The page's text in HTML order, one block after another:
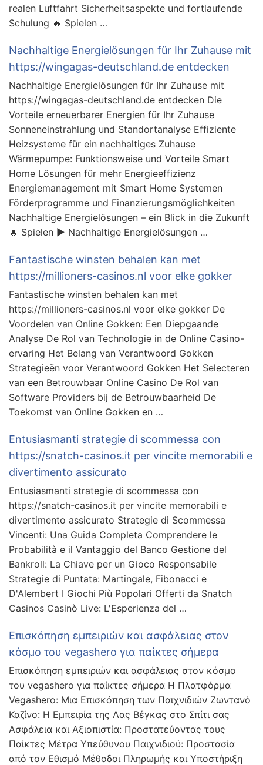
realen Luftfahrt Sicherheitsaspekte und fortlaufende
Schulung 🔥 Spielen …
Nachhaltige Energielösungen für Ihr Zuhause mit
https://wingagas-deutschland.de entdecken
Nachhaltige Energielösungen für Ihr Zuhause mit
https://wingagas-deutschland.de entdecken Die
Vorteile erneuerbarer Energien für Ihr Zuhause
Sonneneinstrahlung und Standortanalyse Effiziente
Heizsysteme für ein nachhaltiges Zuhause
Wärmepumpe: Funktionsweise und Vorteile Smart
Home Lösungen für mehr Energieeffizienz
Energiemanagement mit Smart Home Systemen
Förderprogramme und Finanzierungsmöglichkeiten
Nachhaltige Energielösungen – ein Blick in die Zukunft
🔥 Spielen ▶️ Nachhaltige Energielösungen …
Fantastische winsten behalen kan met
https://millioners-casinos.nl voor elke gokker
Fantastische winsten behalen kan met
https://millioners-casinos.nl voor elke gokker De
Voordelen van Online Gokken: Een Diepgaande
Analyse De Rol van Technologie in de Online Casino-
ervaring Het Belang van Verantwoord Gokken
Strategieën voor Verantwoord Gokken Het Selecteren
van een Betrouwbaar Online Casino De Rol van
Software Providers bij de Betrouwbaarheid De
Toekomst van Online Gokken en …
Entusiasmanti strategie di scommessa con
https://snatch-casinos.it per vincite memorabili e
divertimento assicurato
Entusiasmanti strategie di scommessa con
https://snatch-casinos.it per vincite memorabili e
divertimento assicurato Strategie di Scommessa
Vincenti: Una Guida Completa Comprendere le
Probabilità e il Vantaggio del Banco Gestione del
Bankroll: La Chiave per un Gioco Responsabile
Strategie di Puntata: Martingale, Fibonacci e
D'Alembert I Giochi Più Popolari Offerti da Snatch
Casinos Casinò Live: L'Esperienza del …
Επισκόπηση εμπειριών και ασφάλειας στον
κόσμο του vegashero για παίκτες σήμερα
Επισκόπηση εμπειριών και ασφάλειας στον κόσμο
του vegashero για παίκτες σήμερα Η Πλατφόρμα
Vegashero: Μια Επισκόπηση των Παιχνιδιών Ζωντανό
Καζίνο: Η Εμπειρία της Λας Βέγκας στο Σπίτι σας
Ασφάλεια και Αξιοπιστία: Προστατεύοντας τους
Παίκτες Μέτρα Υπεύθυνου Παιχνιδιού: Προστασία
από τον Εθισμό Μέθοδοι Πληρωμής και Υποστήριξη